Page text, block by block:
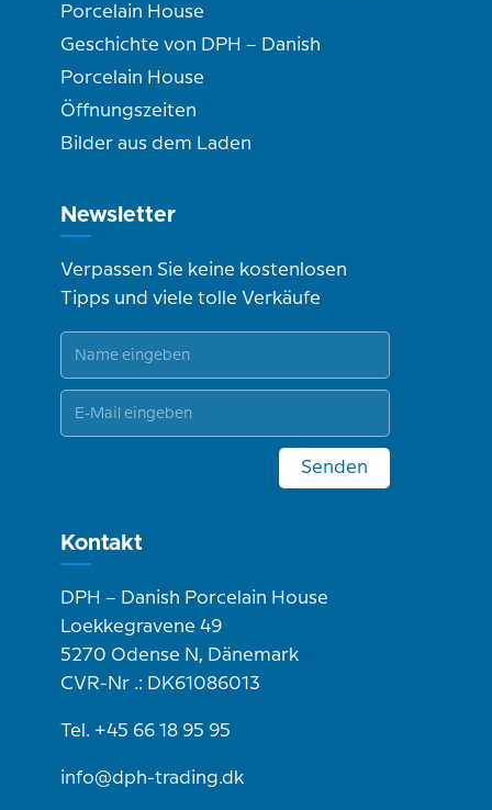
Porcelain House
Geschichte von DPH – Danish
Porcelain House
Öffnungszeiten
Bilder aus dem Laden
Newsletter
Verpassen Sie keine kostenlosen
Tipps und viele tolle Verkäufe
Senden
Kontakt
DPH – Danish Porcelain House
Loekkegravene 49
5270 Odense N, Dänemark
CVR-Nr .: DK61086013
Tel. +45 66 18 95 95
info@dph-trading.dk